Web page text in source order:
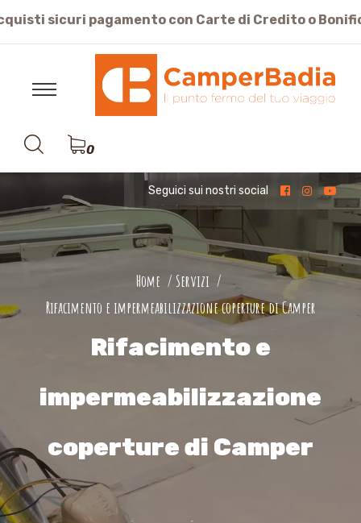
sicuri pagamento con Carte di Credito o
0
Home
Servizi
Rifacimento e impermeabilizzazione coperture di Camper
Rifacimento e
impermeabilizzazione
coperture di Camper
Seguici sui nostri social